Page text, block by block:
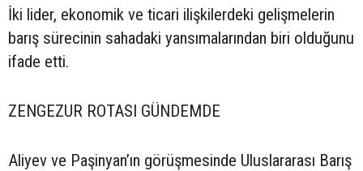
İki lider, ekonomik ve ticari ilişkilerdeki gelişmelerin
barış sürecinin sahadaki yansımalarından biri olduğunu
ifade etti.
ZENGEZUR ROTASI GÜNDEMDE
Aliyev ve Paşinyan’ın görüşmesinde Uluslararası Barış